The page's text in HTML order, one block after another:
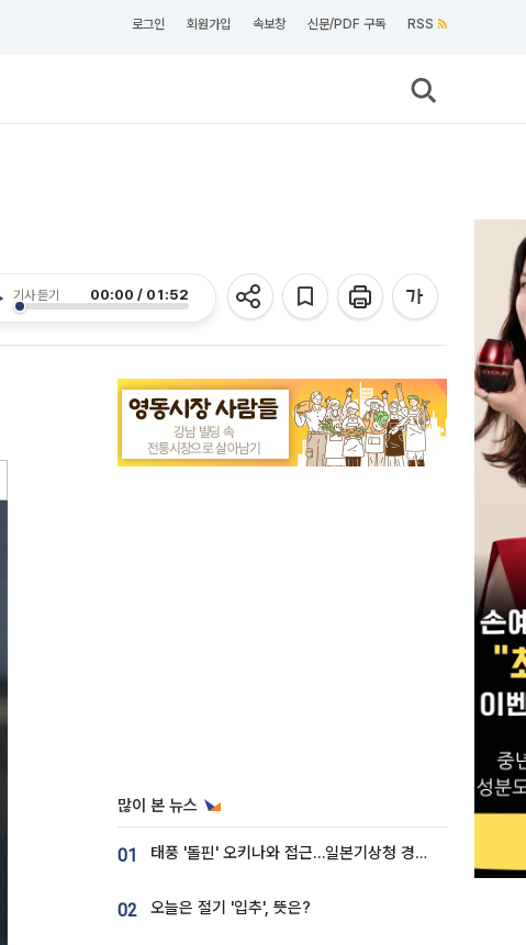
로그인 회원가입 속보창 신문/PDF 구독 RSS
기사 듣기 00:00 / 01:52
많이 본 뉴스
01 태풍 '돌핀' 오키나와 접근…일본기상청 경로 업데이트
02 오늘은 절기 '입추', 뜻은?